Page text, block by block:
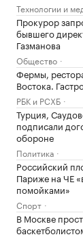
Технологии и
Прокурор
бывшего
Газманова
Общество
Фермы,
Востока.
РБК и РСХБ
Турция,
подписали
обороне
Политика
Российский
Париже на ЧЕ
помойками»
Спорт
В Москве